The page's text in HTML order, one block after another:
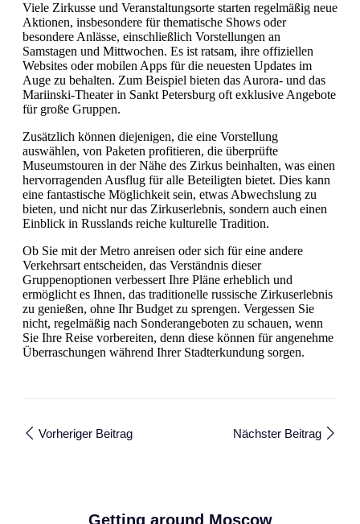
Viele Zirkusse und Veranstaltungsorte starten regelmäßig neue
Aktionen, insbesondere für thematische Shows oder
besondere Anlässe, einschließlich Vorstellungen an
Samstagen und Mittwochen. Es ist ratsam, ihre offiziellen
Websites oder mobilen Apps für die neuesten Updates im
Auge zu behalten. Zum Beispiel bieten das Aurora- und das
Mariinski-Theater in Sankt Petersburg oft exklusive Angebote
für große Gruppen.
Zusätzlich können diejenigen, die eine Vorstellung
auswählen, von Paketen profitieren, die überprüfte
Museumstouren in der Nähe des Zirkus beinhalten, was einen
hervorragenden Ausflug für alle Beteiligten bietet. Dies kann
eine fantastische Möglichkeit sein, etwas Abwechslung zu
bieten, und nicht nur das Zirkuserlebnis, sondern auch einen
Einblick in Russlands reiche kulturelle Tradition.
Ob Sie mit der Metro anreisen oder sich für eine andere
Verkehrsart entscheiden, das Verständnis dieser
Gruppenoptionen verbessert Ihre Pläne erheblich und
ermöglicht es Ihnen, das traditionelle russische Zirkuserlebnis
zu genießen, ohne Ihr Budget zu sprengen. Vergessen Sie
nicht, regelmäßig nach Sonderangeboten zu schauen, wenn
Sie Ihre Reise vorbereiten, denn diese können für angenehme
Überraschungen während Ihrer Stadterkundung sorgen.
Vorheriger Beitrag Nächster Beitrag
Getting around Moscow